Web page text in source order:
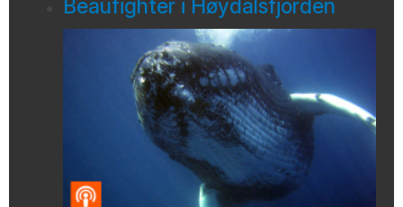
Beaufighter i Høydalsfjorden